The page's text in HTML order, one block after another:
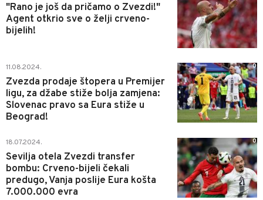
"Rano je još da pričamo o Zvezdi!"
Agent otkrio sve o želji crveno-
bijelih!
11.08.2024.
Zvezda prodaje štopera u Premijer
ligu, za džabe stiže bolja zamjena:
Slovenac pravo sa Eura stiže u
Beograd!
0
18.07.2024.
Sevilja otela Zvezdi transfer
bombu: Crveno-bijeli čekali
predugo, Vanja poslije Eura košta
7.000.000 evra
0